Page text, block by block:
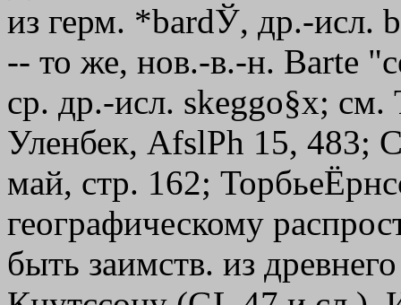
из герм. *bardЎ, др.-исл.
-- то же, нов.-в.-н. Barte
ср. др.-исл. skeggo§x;
Уленбек, AfslPh 15,
май, стр. 162;
географическому
быть заимств. из